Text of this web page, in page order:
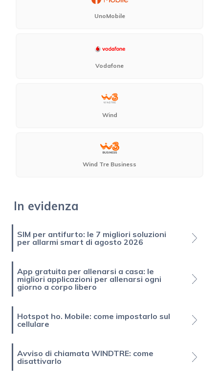
UnoMobile
Vodafone
Wind
Wind Tre Business
In evidenza
SIM per antifurto: le 7 migliori soluzioni
per allarmi smart di agosto 2026
App gratuita per allenarsi a casa: le
migliori applicazioni per allenarsi ogni
giorno a corpo libero
Hotspot ho. Mobile: come impostarlo sul
cellulare
Avviso di chiamata WINDTRE: come
disattivarlo